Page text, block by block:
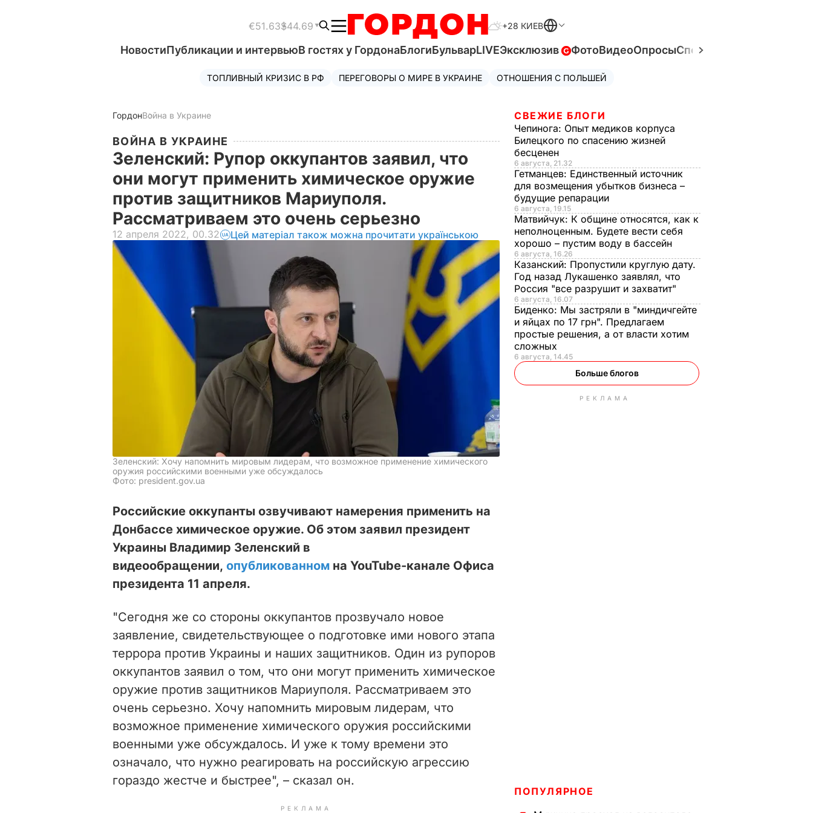
€51.63$44.69 +28 КИЕВ
НовостиПубликации и интервьюВ гостях у ГордонаБлогиБульварLIVEЭксклюзив ФотоВидеоОпросыСпецпроекты
ТОПЛИВНЫЙ КРИЗИС В РФ ПЕРЕГОВОРЫ О МИРЕ В УКРАИНЕ ОТНОШЕНИЯ С ПОЛЬШЕЙ
ГордонВойна в Украине
ВОЙНА В УКРАИНЕ
Зеленский: Рупор оккупантов заявил, что
они могут применить химическое оружие
против защитников Мариуполя.
Рассматриваем это очень серьезно
12 апреля 2022, 00.32 Цей матеріал також можна прочитати українською
Зеленский: Хочу напомнить мировым лидерам, что возможное применение химического
оружия российскими военными уже обсуждалось
Фото: president.gov.ua
Российские оккупанты озвучивают намерения применить на
Донбассе химическое оружие. Об этом заявил президент
Украины Владимир Зеленский в
видеообращении, опубликованном на YouTube-канале Офиса
президента 11 апреля.
"Сегодня же со стороны оккупантов прозвучало новое
заявление, свидетельствующее о подготовке ими нового этапа
террора против Украины и наших защитников. Один из рупоров
оккупантов заявил о том, что они могут применить химическое
оружие против защитников Мариуполя. Рассматриваем это
очень серьезно. Хочу напомнить мировым лидерам, что
возможное применение химического оружия российскими
военными уже обсуждалось. И уже к тому времени это
означало, что нужно реагировать на российскую агрессию
гораздо жестче и быстрее", – сказал он.
РЕКЛАМА
СВЕЖИЕ БЛОГИ
Чепинога: Опыт медиков корпуса
Билецкого по спасению жизней
бесценен
6 августа, 21.32
Гетманцев: Единственный источник
для возмещения убытков бизнеса –
будущие репарации
6 августа, 19.15
Матвийчук: К общине относятся, как к
неполноценным. Будете вести себя
хорошо – пустим воду в бассейн
6 августа, 16.26
Казанский: Пропустили круглую дату.
Год назад Лукашенко заявлял, что
Россия "все разрушит и захватит"
6 августа, 16.07
Биденко: Мы застряли в "миндичгейте
и яйцах по 17 грн". Предлагаем
простые решения, а от власти хотим
сложных
6 августа, 14.45
Больше блогов
РЕКЛАМА
ПОПУЛЯРНОЕ